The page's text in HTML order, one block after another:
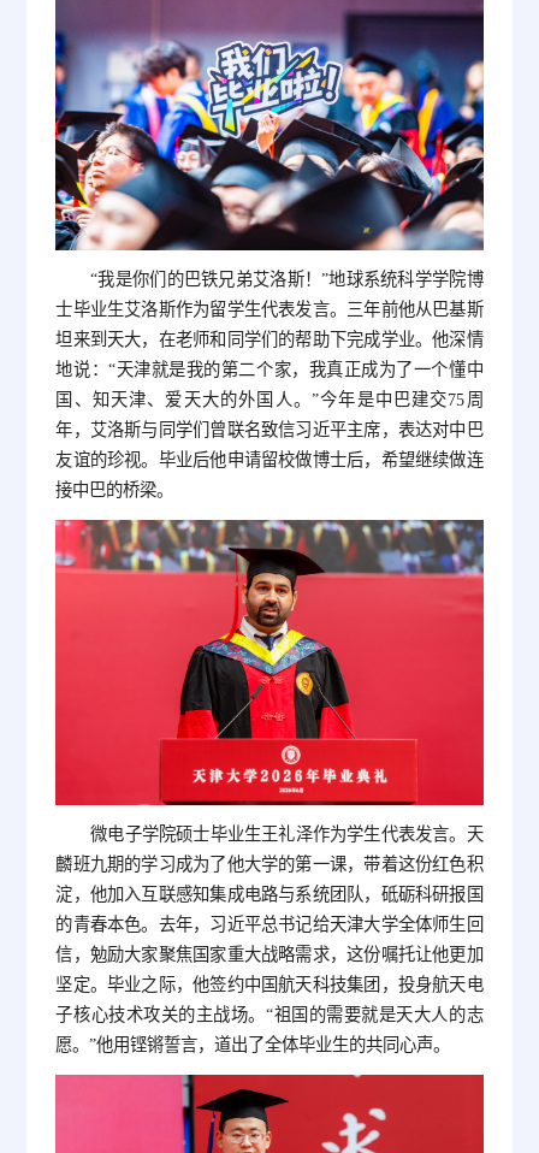
“我是你们的巴铁兄弟艾洛斯！”地球系统科学学院博
士毕业生艾洛斯作为留学生代表发言。三年前他从巴基斯
坦来到天大，在老师和同学们的帮助下完成学业。他深情
地说：“天津就是我的第二个家，我真正成为了一个懂中
国、知天津、爱天大的外国人。”今年是中巴建交75周
年，艾洛斯与同学们曾联名致信习近平主席，表达对中巴
友谊的珍视。毕业后他申请留校做博士后，希望继续做连
接中巴的桥梁。
微电子学院硕士毕业生王礼泽作为学生代表发言。天
麟班九期的学习成为了他大学的第一课，带着这份红色积
淀，他加入互联感知集成电路与系统团队，砥砺科研报国
的青春本色。去年，习近平总书记给天津大学全体师生回
信，勉励大家聚焦国家重大战略需求，这份嘱托让他更加
坚定。毕业之际，他签约中国航天科技集团，投身航天电
子核心技术攻关的主战场。“祖国的需要就是天大人的志
愿。”他用铿锵誓言，道出了全体毕业生的共同心声。